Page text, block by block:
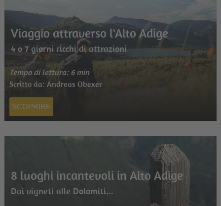
Viaggio attraverso l'Alto Adige
4 o 7 giorni ricchi di attrazioni
Tempo di lettura: 6 min
Scritto da: Andreas Obexer
SCOPRIRE
8 luoghi incantevoli in Alto Adige
Dai vigneti alle Dolomiti...